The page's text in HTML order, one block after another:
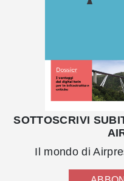
SOTTOSCRIVI
Il mondo di